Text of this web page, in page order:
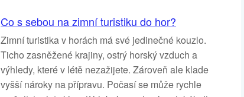
Co s sebou na zimní turistiku do hor?
Zimní turistika v horách má své jedinečné kouzlo.
Ticho zasněžené krajiny, ostrý horský vzduch a
výhledy, které v létě nezažijete. Zároveň ale klade
vyšší nároky na přípravu. Počasí se může rychle